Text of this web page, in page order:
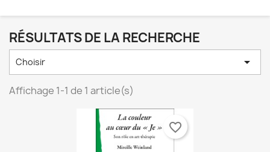
RÉSULTATS DE LA RECHERCHE
Choisir 
Affichage 1-1 de 1 article(s)
favorite_border